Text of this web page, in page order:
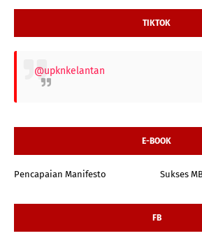
TIKTOK
@upknkelantan
E-BOOK
Pencapaian Manifesto Sukses
FB